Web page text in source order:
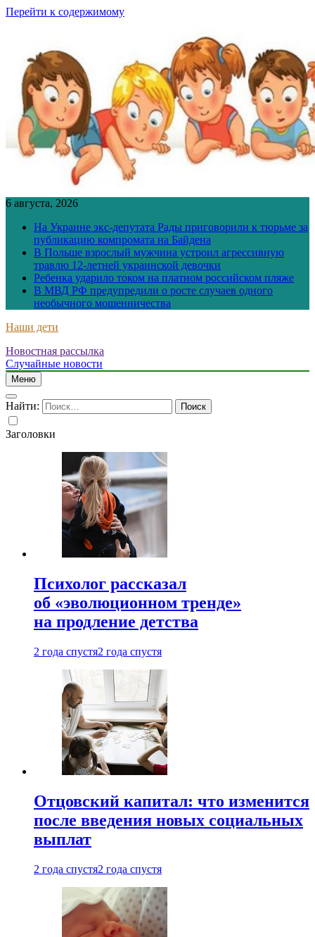
Перейти к содержимому
6 августа, 2026
На Украине экс-депутата Рады приговорили к тюрьме за
публикацию компромата на Байдена
В Польше взрослый мужчина устроил агрессивную
травлю 12-летней украинской девочки
Ребенка ударило током на платном российском пляже
В МВД РФ предупредили о росте случаев одного
необычного мошенничества
Наши дети
Новостная рассылка
Случайные новости
Меню
Найти:
Заголовки
Психолог рассказал
об «эволюционном тренде»
на продление детства
2 года спустя2 года спустя
Отцовский капитал: что изменится
после введения новых социальных
выплат
2 года спустя2 года спустя